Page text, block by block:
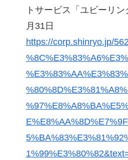
トサービス「ユビーリ
月31日
https://corp.shinryo.jp/